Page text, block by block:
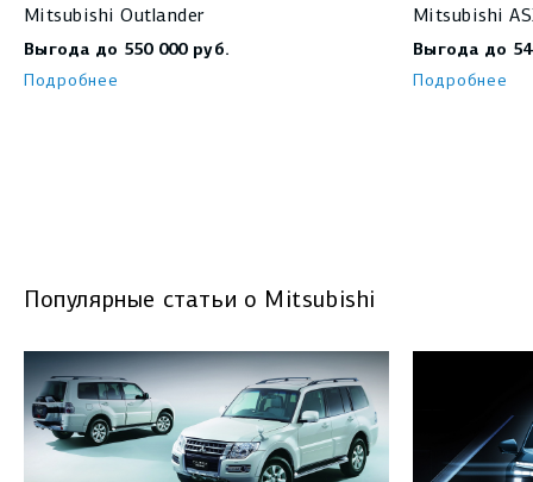
Mitsubishi Outlander
Выгода до 550 000 руб.
Подробнее
Mitsubishi
Выгода до
Подробнее
Популярные статьи о Mitsubishi